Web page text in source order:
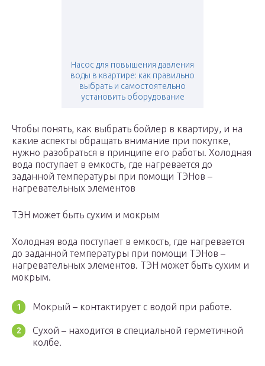
Насос для повышения давления
воды в квартире: как правильно
выбрать и самостоятельно
установить оборудование
Чтобы понять, как выбрать бойлер в квартиру, и на
какие аспекты обращать внимание при покупке,
нужно разобраться в принципе его работы. Холодная
вода поступает в емкость, где нагревается до
заданной температуры при помощи ТЭНов –
нагревательных элементов
ТЭН может быть сухим и мокрым
Холодная вода поступает в емкость, где нагревается
до заданной температуры при помощи ТЭНов –
нагревательных элементов. ТЭН может быть сухим и
мокрым.
Мокрый – контактирует с водой при работе.
Сухой – находится в специальной герметичной
колбе.